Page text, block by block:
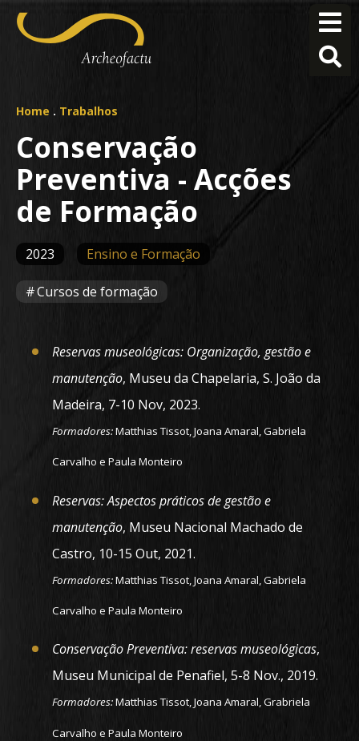
Home . Trabalhos
Conservação
Preventiva - Acções
de Formação
2023 Ensino e Formação
Cursos de formação
Reservas museológicas: Organização, gestão e
manutenção, Museu da Chapelaria, S. João da
Madeira, 7-10 Nov, 2023.
Formadores:Matthias Tissot, Joana Amaral, Gabriela
Carvalho e Paula Monteiro
Reservas: Aspectos práticos de gestão e
manutenção, Museu Nacional Machado de
Castro, 10-15 Out, 2021.
Formadores:Matthias Tissot, Joana Amaral, Gabriela
Carvalho e Paula Monteiro
Conservação Preventiva: reservas museológicas,
Museu Municipal de Penafiel, 5-8 Nov., 2019.
Formadores:Matthias Tissot, Joana Amaral, Grabriela
Carvalho e Paula Monteiro